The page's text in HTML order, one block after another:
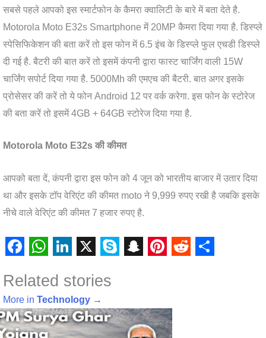
सबसे पहले आपको इस स्मार्टफोन के कैमरा क्वालिटी के बारे में बता देते है.
Motorola Moto E32s Smartphone में 20MP कैमरा दिया गया है. डिस्प्ले
स्पेसिफिकेशन की बता करें तो इस फोन में 6.5 इंच के डिस्प्ले फुल एचडी डिस्प्ले
दी गई है. बैटरी की बात करें तो इसमें कंपनी द्वारा फास्ट चार्जिंग वाली 15W
चार्जिंग सपोर्ट दिया गया है. 5000Mh की एमएच की बैटरी. बात अगर इसके
प्रोसेसर की करें तो ये फोन Android 12 पर वर्क करेगा. इस फोन के स्टोरेज
की बता करें तो इसमें 4GB + 64GB स्टोरेज दिया गया है.
Motorola Moto E32s की कीमत
आपको बता दें, कंपनी द्वारा इस फोन को 4 जून को भारतीय बाजार में उतार दिया
था और इसके टॉप वेरिएंट की कीमत moto ने 9,999 रुपए रखी है जबकि इसके
नीचे वाले वेरिएंट की कीमत 7 हजार रुपए है.
a
c
e
h
a
t
i
n
k
k
y
p
a
p
n
t
d
d
Related stories
More in Technology →